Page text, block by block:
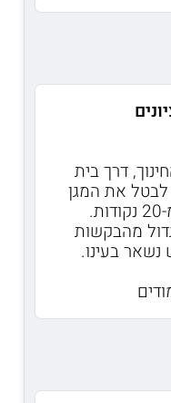
דרך בית
לבטל את המגן
מהבקשות
בעינו.